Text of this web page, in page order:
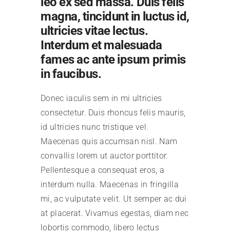
magna, tincidunt in luctus id,
ultricies vitae lectus.
Interdum et malesuada
fames ac ante ipsum primis
in faucibus.
Donec iaculis sem in mi ultricies
consectetur. Duis rhoncus felis mauris,
id ultricies nunc tristique vel.
Maecenas quis accumsan nisl. Nam
convallis lorem ut auctor porttitor.
Pellentesque a consequat eros, a
interdum nulla. Maecenas in fringilla
mi, ac vulputate velit. Ut semper ac dui
at placerat. Vivamus egestas, diam nec
lobortis commodo, libero lectus